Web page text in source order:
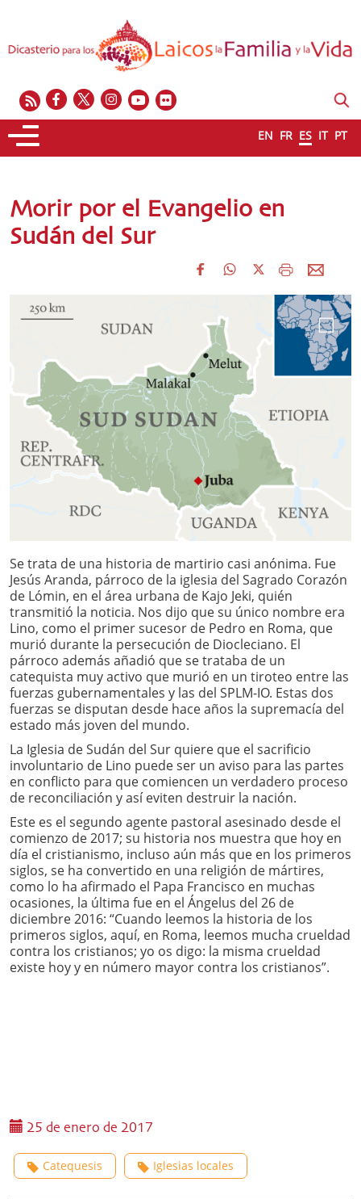
EN FR ES IT PT
Morir por el Evangelio en
Sudán del Sur
Se trata de una historia de martirio casi anónima. Fue
Jesús Aranda, párroco de la iglesia del Sagrado Corazón
de Lómin, en el área urbana de Kajo Jeki, quién
transmitió la noticia. Nos dijo que su único nombre era
Lino, como el primer sucesor de Pedro en Roma, que
murió durante la persecución de Diocleciano. El
párroco además añadió que se trataba de un
catequista muy activo que murió en un tiroteo entre las
fuerzas gubernamentales y las del SPLM-IO. Estas dos
fuerzas se disputan desde hace años la supremacía del
estado más joven del mundo.
La Iglesia de Sudán del Sur quiere que el sacrificio
involuntario de Lino puede ser un aviso para las partes
en conflicto para que comiencen un verdadero proceso
de reconciliación y así eviten destruir la nación.
Este es el segundo agente pastoral asesinado desde el
comienzo de 2017; su historia nos muestra que hoy en
día el cristianismo, incluso aún más que en los primeros
siglos, se ha convertido en una religión de mártires,
como lo ha afirmado el Papa Francisco en muchas
ocasiones, la última fue en el Ángelus del 26 de
diciembre 2016: “Cuando leemos la historia de los
primeros siglos, aquí, en Roma, leemos mucha crueldad
contra los cristianos; yo os digo: la misma crueldad
existe hoy y en número mayor contra los cristianos”.
25 de enero de 2017
Catequesis Iglesias locales